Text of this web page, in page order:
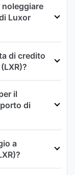
Luxor
di credito
il
di
a